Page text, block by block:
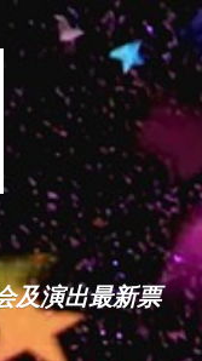
及演出最新票